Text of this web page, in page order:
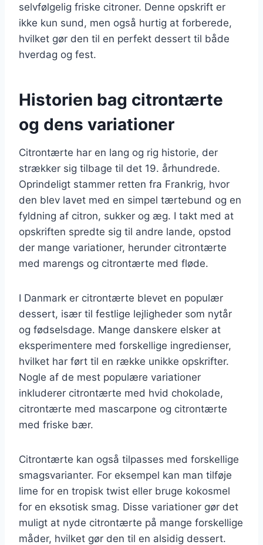
selvfølgelig friske citroner. Denne opskrift er
ikke kun sund, men også hurtig at forberede,
hvilket gør den til en perfekt dessert til både
hverdag og fest.
Historien bag citrontærte
og dens variationer
Citrontærte har en lang og rig historie, der
strækker sig tilbage til det 19. århundrede.
Oprindeligt stammer retten fra Frankrig, hvor
den blev lavet med en simpel tærtebund og en
fyldning af citron, sukker og æg. I takt med at
opskriften spredte sig til andre lande, opstod
der mange variationer, herunder citrontærte
med marengs og citrontærte med fløde.
I Danmark er citrontærte blevet en populær
dessert, især til festlige lejligheder som nytår
og fødselsdage. Mange danskere elsker at
eksperimentere med forskellige ingredienser,
hvilket har ført til en række unikke opskrifter.
Nogle af de mest populære variationer
inkluderer citrontærte med hvid chokolade,
citrontærte med mascarpone og citrontærte
med friske bær.
Citrontærte kan også tilpasses med forskellige
smagsvarianter. For eksempel kan man tilføje
lime for en tropisk twist eller bruge kokosmel
for en eksotisk smag. Disse variationer gør det
muligt at nyde citrontærte på mange forskellige
måder, hvilket gør den til en alsidig dessert.